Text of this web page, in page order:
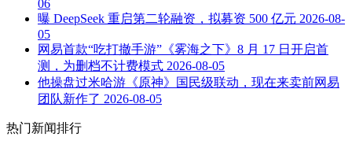
06
曝 DeepSeek 重启第二轮融资，拟募资 500 亿元 2026-08-
05
网易首款“吃打撤手游”《雾海之下》8 月 17 日开启首
测，为删档不计费模式 2026-08-05
他操盘过米哈游《原神》国民级联动，现在来卖前网易
团队新作了 2026-08-05
热门新闻排行